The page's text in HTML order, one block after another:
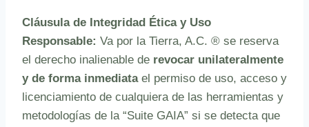
Cláusula de Integridad Ética y Uso
Responsable: Va por la Tierra, A.C. ® se reserva
el derecho inalienable de revocar unilateralmente
y de forma inmediatael permiso de uso, acceso y
licenciamiento de cualquiera de las herramientas y
metodologías de la “Suite GAIA” si se detecta que